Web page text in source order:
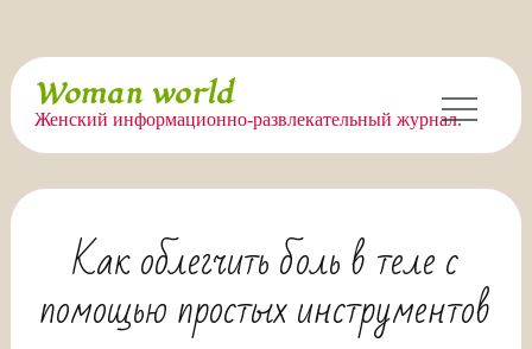
Перейти
содержимому
Woman world
Женский информационно-развлекательный журнал.
Как облегчить боль в теле с
помощью простых инструментов